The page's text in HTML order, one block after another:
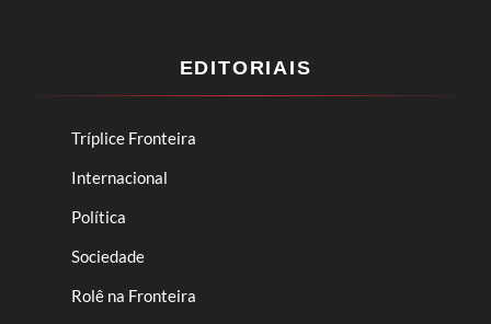
EDITORIAIS
Tríplice Fronteira
Internacional
Política
Sociedade
Rolê na Fronteira